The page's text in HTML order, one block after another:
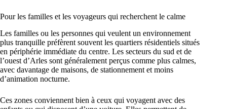
Pour les familles et les voyageurs qui recherchent le calme
Les familles ou les personnes qui veulent un environnement
plus tranquille préfèrent souvent les quartiers résidentiels situés
en périphérie immédiate du centre. Les secteurs du sud et de
l’ouest d’Arles sont généralement perçus comme plus calmes,
avec davantage de maisons, de stationnement et moins
d’animation nocturne.
Ces zones conviennent bien à ceux qui voyagent avec des